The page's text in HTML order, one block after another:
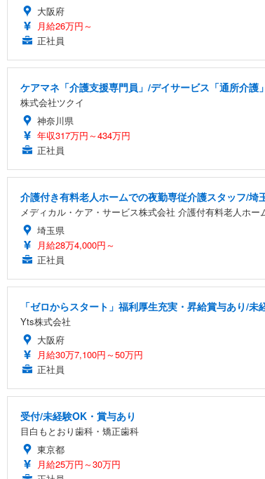
大阪府
月給26万円～
正社員
ケアマネ「介護支援専門員」/デイサービス「通所介護
株式会社ツクイ
神奈川県
年収317万円～434万円
正社員
介護付き有料老人ホームでの夜勤専従介護スタッフ/埼
メディカル・ケア・サービス株式会社 介護付有料老人ホー
埼玉県
月給28万4,000円～
正社員
「ゼロからスタート」福利厚生充実・昇給賞与あり/
Yts株式会社
大阪府
月給30万7,100円～50万円
正社員
受付/未経験OK・賞与あり
目白もとおり歯科・矯正歯科
東京都
月給25万円～30万円